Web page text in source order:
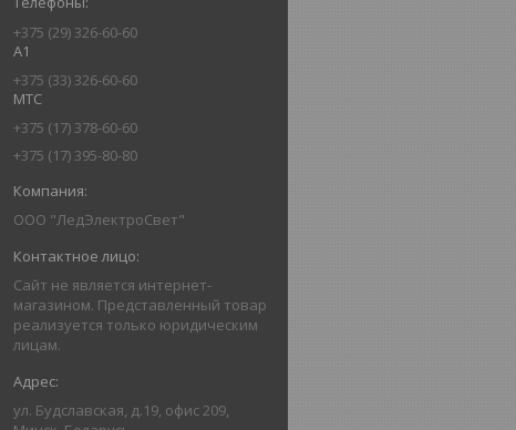
+375 (29) 326-60-60
A1
+375 (33) 326-60-60
MTC
+375 (17) 378-60-60
+375 (17) 395-80-80
ООО "ЛедЭлектроСвет"
Сайт не является интернет-
магазином. Представленный товар
реализуется только юридическим
лицам.
ул. Будславская, д.19, офис 209,